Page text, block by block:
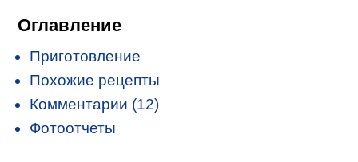
Оглавление
Приготовление
Похожие рецепты
Комментарии (12)
Фотоотчеты